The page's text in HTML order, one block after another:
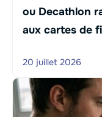
ou Decathlon
aux cartes de
20 juillet 2026